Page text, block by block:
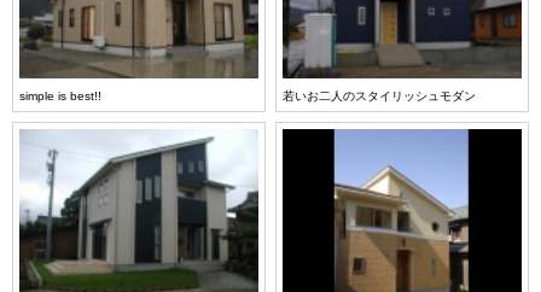
simple is best!! 若いお二人のスタイリッシュモダン